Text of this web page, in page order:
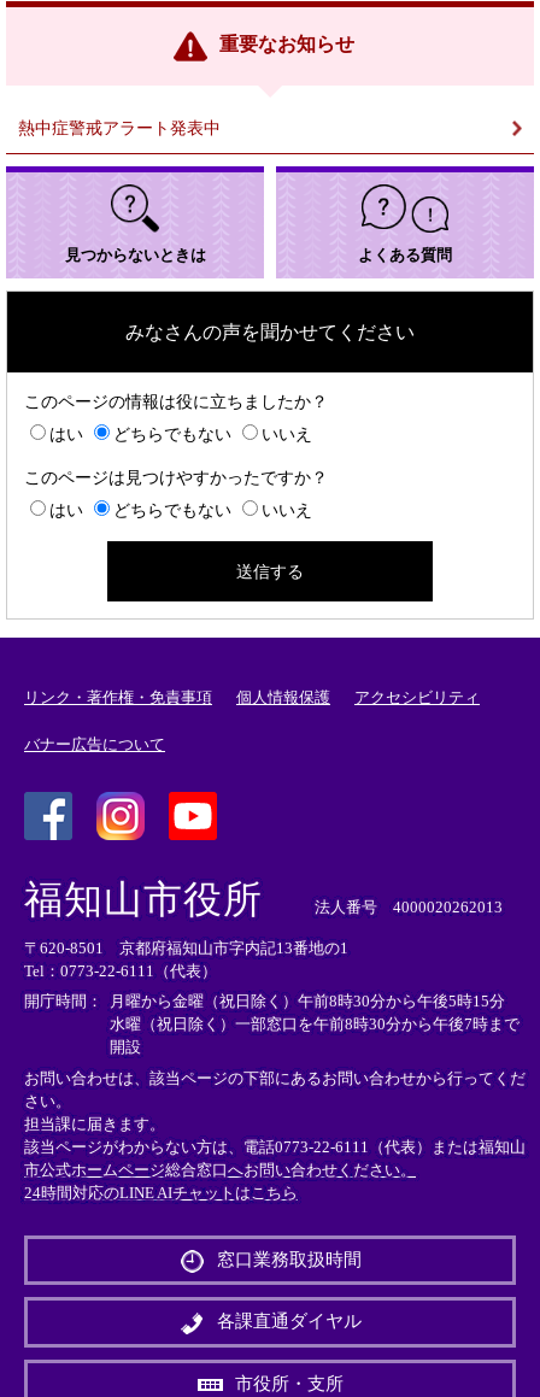
リ
重要なお知らせ
熱中症警戒アラート発表中
見つからないときは よくある質問
みなさんの声を聞かせてください
このページの情報は役に立ちましたか？
はい
どちらでもない いいえ
このページは見つけやすかったですか？
はい
どちらでもない いいえ
リンク・著作権・免責事項 個人情報保護 アクセシビリティ
バナー広告について
外
部
リ
ン
ク
＞
外
リ
ン
ク
＞
外
部
ン
ク
＞
福知山市役所 法人番号 4000020262013
〒620-8501 京都府福知山市字内記13番地の1
Tel：0773-22-6111（代表）
開庁時間：
月曜から金曜（祝日除く）午前8時30分から午後5時15分
水曜（祝日除く）一部窓口を午前8時30分から午後7時まで
開設
お問い合わせは、該当ページの下部にあるお問い合わせから行ってくだ
さい。
担当課に届きます。
該当ページがわからない方は、電話0773-22-6111（代表）または福知山
市公式ホームページ総合窓口へお問い合わせください。
24時間対応のLINE AIチャットはこちら
外
リ
＞
窓口業務取扱時間
各課直通ダイヤル
市役所・支所